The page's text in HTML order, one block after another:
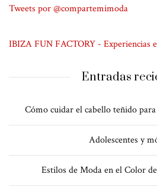
Tweets por @compartemimoda
IBIZA FUN FACTORY - Experiencias
Entradas
Cómo cuidar el cabello teñido
Adolescentes y
Estilos de Moda en el Color